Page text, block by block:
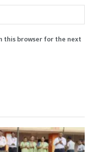
this browser for the next